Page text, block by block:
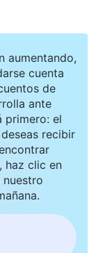
aumentando,
cuenta
de
ante
primero: el
recibir
haz clic en